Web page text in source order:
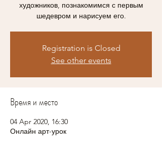
художников, познакомимся с первым
шедевром и нарисуем его.
Registration is Closed
See other events
Время и место
04 Apr 2020, 16:30
Онлайн арт-урок